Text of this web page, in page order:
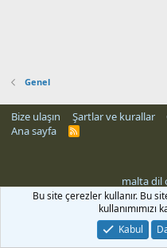
Genel
Bize ulaşın Şartlar ve kurallar
Ana sayfa
R
malta dil
Bu site çerezler kullanır. Bu
Kabul